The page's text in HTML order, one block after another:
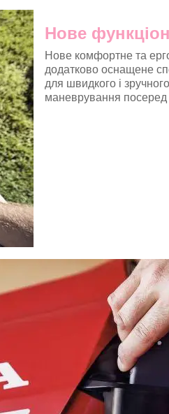
Нове
Нове комфортне та
додатково оснащене
для швидкого і
маневрування посеред